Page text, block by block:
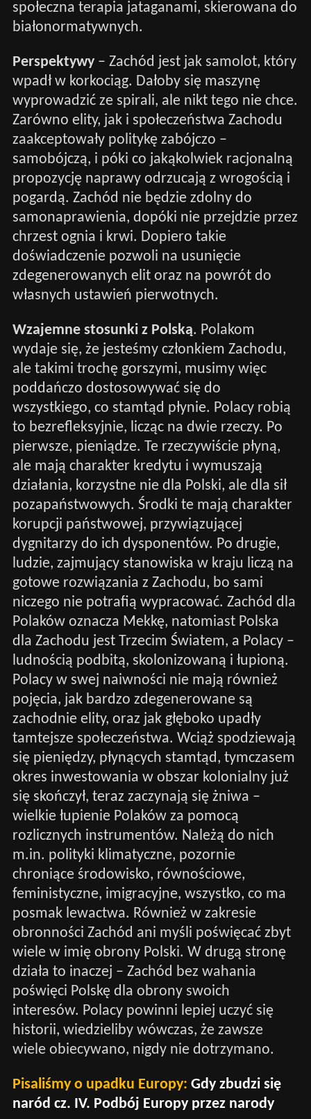
społeczna terapia jataganami, skierowana do
białonormatywnych.
Perspektywy– Zachód jest jak samolot, który
wpadł w korkociąg. Dałoby się maszynę
wyprowadzić ze spirali, ale nikt tego nie chce.
Zarówno elity, jak i społeczeństwa Zachodu
zaakceptowały politykę zabójczo –
samobójczą, i póki co jakąkolwiek racjonalną
propozycję naprawy odrzucają z wrogością i
pogardą. Zachód nie będzie zdolny do
samonaprawienia, dopóki nie przejdzie przez
chrzest ognia i krwi. Dopiero takie
doświadczenie pozwoli na usunięcie
zdegenerowanych elit oraz na powrót do
własnych ustawień pierwotnych.
Wzajemne stosunki z Polską. Polakom
wydaje się, że jesteśmy członkiem Zachodu,
ale takimi trochę gorszymi, musimy więc
poddańczo dostosowywać się do
wszystkiego, co stamtąd płynie. Polacy robią
to bezrefleksyjnie, licząc na dwie rzeczy. Po
pierwsze, pieniądze. Te rzeczywiście płyną,
ale mają charakter kredytu i wymuszają
działania, korzystne nie dla Polski, ale dla sił
pozapaństwowych. Środki te mają charakter
korupcji państwowej, przywiązującej
dygnitarzy do ich dysponentów. Po drugie,
ludzie, zajmujący stanowiska w kraju liczą na
gotowe rozwiązania z Zachodu, bo sami
niczego nie potrafią wypracować. Zachód dla
Polaków oznacza Mekkę, natomiast Polska
dla Zachodu jest Trzecim Światem, a Polacy –
ludnością podbitą, skolonizowaną i łupioną.
Polacy w swej naiwności nie mają również
pojęcia, jak bardzo zdegenerowane są
zachodnie elity, oraz jak głęboko upadły
tamtejsze społeczeństwa. Wciąż spodziewają
się pieniędzy, płynących stamtąd, tymczasem
okres inwestowania w obszar kolonialny już
się skończył, teraz zaczynają się żniwa –
wielkie łupienie Polaków za pomocą
rozlicznych instrumentów. Należą do nich
m.in. polityki klimatyczne, pozornie
chroniące środowisko, równościowe,
feministyczne, imigracyjne, wszystko, co ma
posmak lewactwa. Również w zakresie
obronności Zachód ani myśli poświęcać zbyt
wiele w imię obrony Polski. W drugą stronę
działa to inaczej – Zachód bez wahania
poświęci Polskę dla obrony swoich
interesów. Polacy powinni lepiej uczyć się
historii, wiedzieliby wówczas, że zawsze
wiele obiecywano, nigdy nie dotrzymano.
Pisaliśmy o upadku Europy: Gdy zbudzi się
naród cz. IV. Podbój Europy przez narody